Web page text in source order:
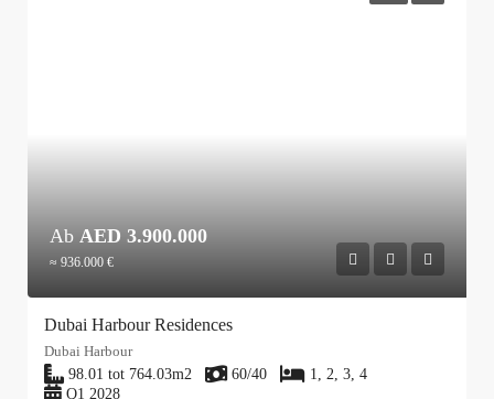
Ab AED 3.900.000
≈ 936.000 €
Dubai Harbour Residences
Dubai Harbour
98.01 tot 764.03m2 60/40
1, 2, 3, 4
Q1 2028